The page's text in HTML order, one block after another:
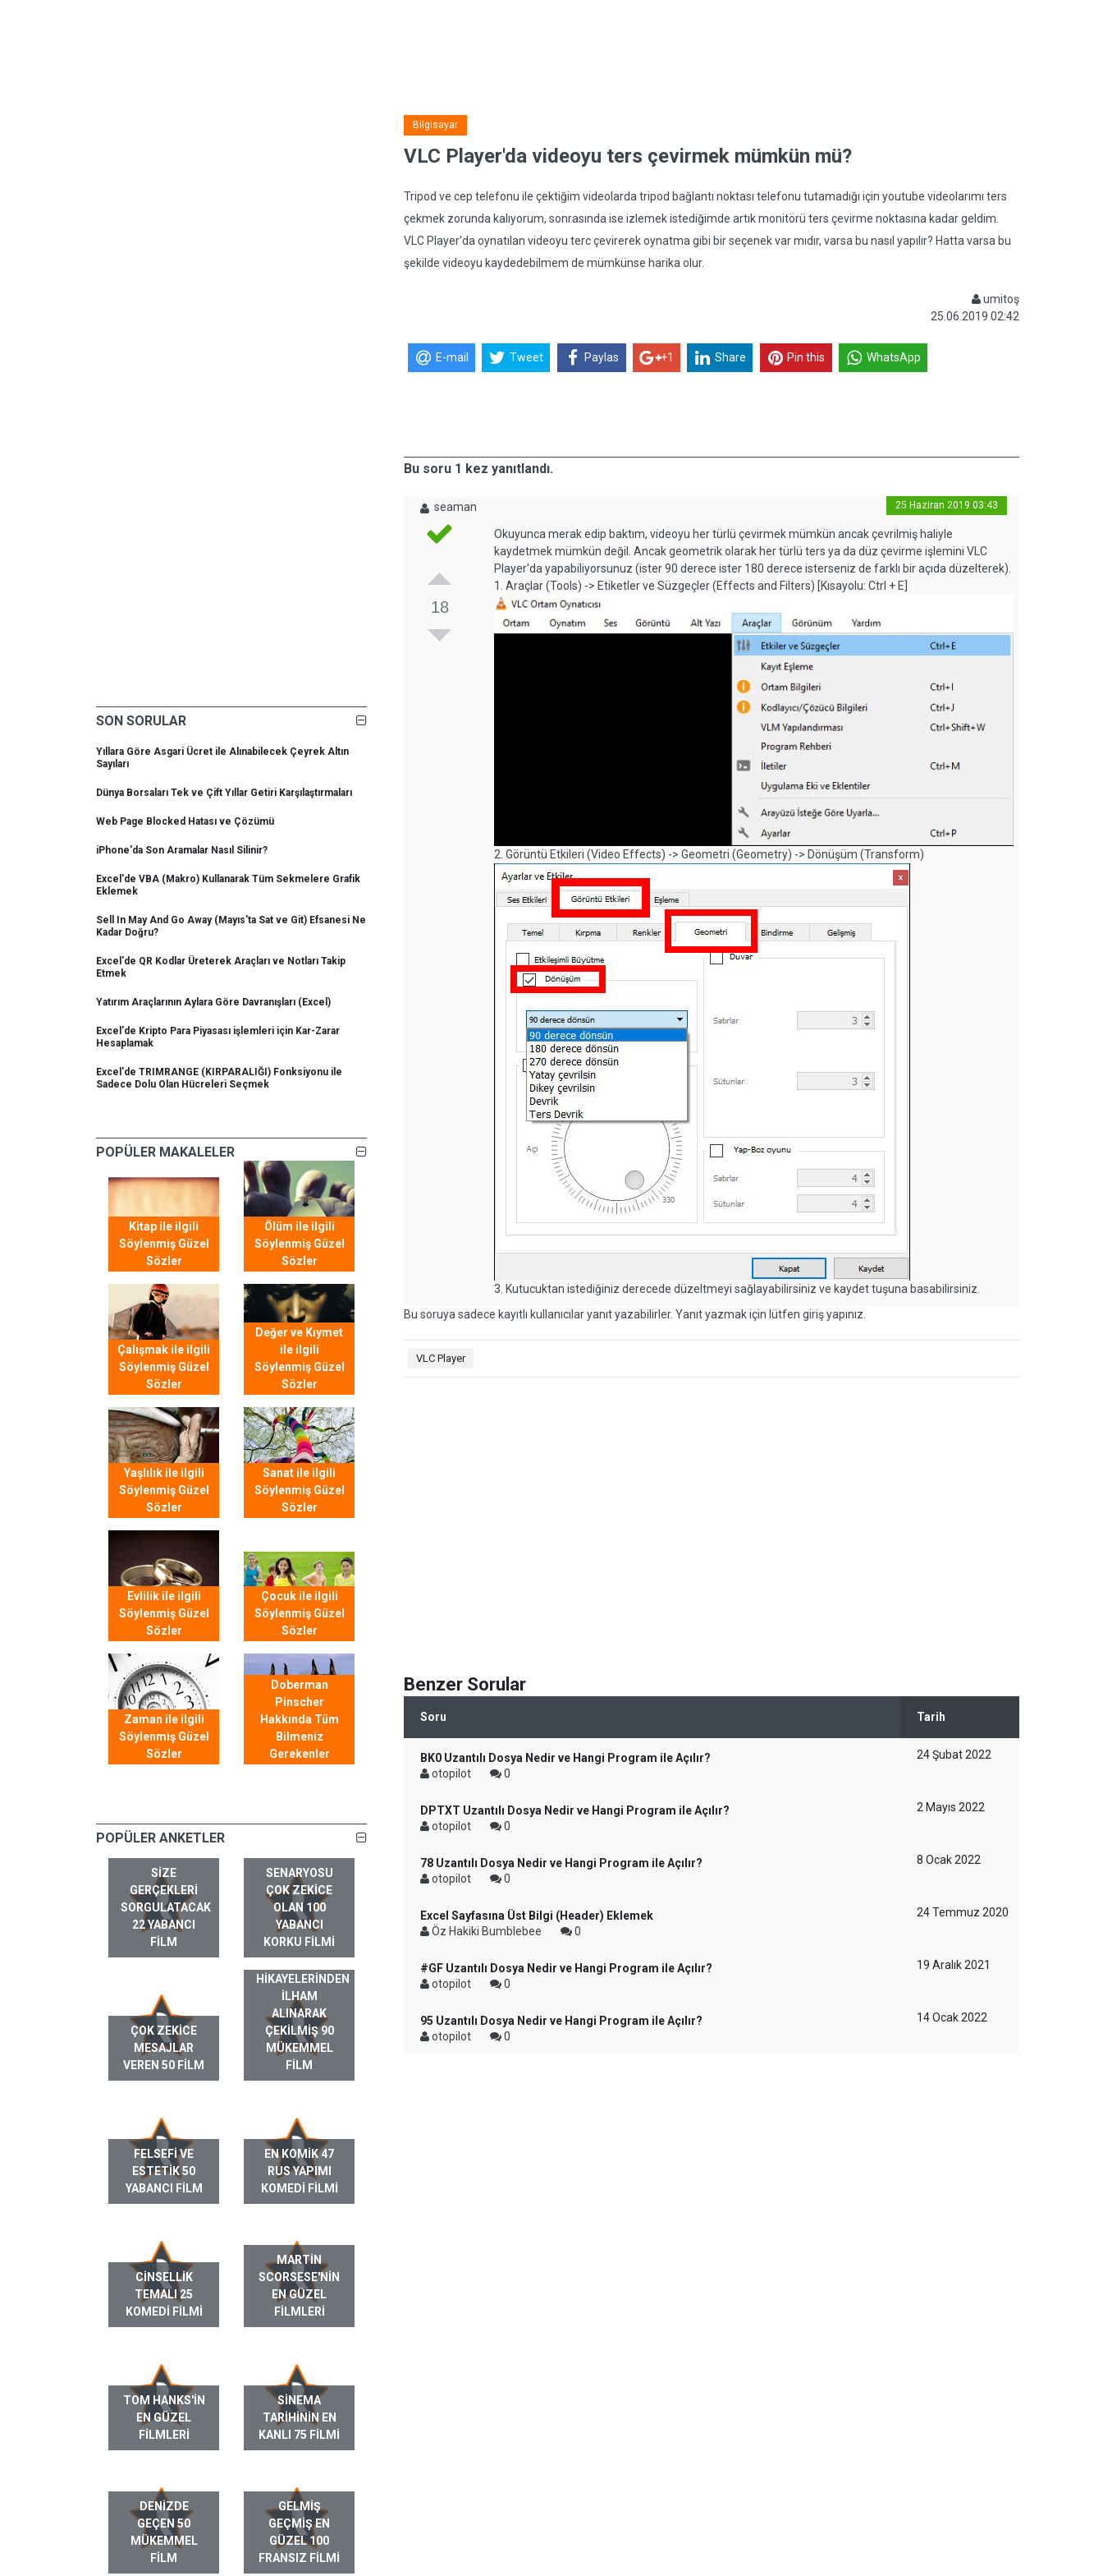
SON SORULAR
Yıllara Göre Asgari Ücret ile Alınabilecek Çeyrek Altın
Sayıları
Dünya Borsaları Tek ve Çift Yıllar Getiri Karşılaştırmaları
Web Page Blocked Hatası ve Çözümü
iPhone'da Son Aramalar Nasıl Silinir?
Excel'de VBA (Makro) Kullanarak Tüm Sekmelere Grafik
Eklemek
Sell In May And Go Away (Mayıs'ta Sat ve Git) Efsanesi Ne
Kadar Doğru?
Excel'de QR Kodlar Üreterek Araçları ve Notları Takip
Etmek
Yatırım Araçlarının Aylara Göre Davranışları (Excel)
Excel'de Kripto Para Piyasası işlemleri için Kar-Zarar
Hesaplamak
Excel'de TRIMRANGE (KIRPARALIĞI) Fonksiyonu ile
Sadece Dolu Olan Hücreleri Seçmek
POPÜLER MAKALELER
Kitap ile ilgili
Söylenmiş Güzel
Sözler
Ölüm ile ilgili
Söylenmiş Güzel
Sözler
Çalışmak ile ilgili
Söylenmiş Güzel
Sözler
Değer ve Kıymet
ile ilgili
Söylenmiş Güzel
Sözler
Yaşlılık ile ilgili
Söylenmiş Güzel
Sözler
Sanat ile ilgili
Söylenmiş Güzel
Sözler
Evlilik ile ilgili
Söylenmiş Güzel
Sözler
Çocuk ile ilgili
Söylenmiş Güzel
Sözler
Zaman ile ilgili
Söylenmiş Güzel
Sözler
Doberman
Pinscher
Hakkında Tüm
Bilmeniz
Gerekenler
POPÜLER ANKETLER
SIZE
GERÇEKLERI
SORGULATACAK
22 YABANCI
FILM
SENARYOSU
ÇOK ZEKICE
OLAN 100
YABANCI
KORKU FILMI
ÇOK ZEKICE
MESAJLAR
VEREN 50 FILM
GERÇEK HAYAT
HIKAYELERINDEN
ILHAM
ALINARAK
ÇEKILMIŞ 90
MÜKEMMEL
FILM
FELSEFI VE
ESTETIK 50
YABANCI FILM
EN KOMIK 47
RUS YAPIMI
KOMEDI FILMI
CINSELLIK
TEMALI 25
KOMEDI FILMI
MARTIN
SCORSESE'NIN
EN GÜZEL
FILMLERI
TOM HANKS'IN
EN GÜZEL
FILMLERI
SINEMA
TARIHININ EN
KANLI 75 FILMI
DENIZDE
GEÇEN 50
MÜKEMMEL
FILM
GELMIŞ
GEÇMIŞ EN
GÜZEL 100
FRANSIZ FILMI
Bilgisayar
VLC Player'da videoyu ters çevirmek mümkün mü?
Tripod ve cep telefonu ile çektiğim videolarda tripod bağlantı noktası telefonu tutamadığı için youtube videolarımı ters
çekmek zorunda kalıyorum, sonrasında ise izlemek istediğimde artık monitörü ters çevirme noktasına kadar geldim.
VLC Player'da oynatılan videoyu terc çevirerek oynatma gibi bir seçenek var mıdır, varsa bu nasıl yapılır? Hatta varsa bu
şekilde videoyu kaydedebilmem de mümkünse harika olur.
umitoş
25.06.2019 02:42
E-mail Tweet Paylas +1 Share Pin this WhatsApp
Bu soru 1 kez yanıtlandı.
seaman 25 Haziran 2019 03:43
18
Okuyunca merak edip baktım, videoyu her türlü çevirmek mümkün ancak çevrilmiş haliyle
kaydetmek mümkün değil. Ancak geometrik olarak her türlü ters ya da düz çevirme işlemini VLC
Player'da yapabiliyorsunuz (ister 90 derece ister 180 derece isterseniz de farklı bir açıda düzelterek).
1. Araçlar (Tools) -> Etiketler ve Süzgeçler (Effects and Filters) [Kısayolu: Ctrl + E]
2. Görüntü Etkileri (Video Effects) -> Geometri (Geometry) -> Dönüşüm (Transform)
3. Kutucuktan istediğiniz derecede düzeltmeyi sağlayabilirsiniz ve kaydet tuşuna basabilirsiniz.
Bu soruya sadece kayıtlı kullanıcılar yanıt yazabilirler. Yanıt yazmak için lütfen giriş yapınız.
VLC Player
Benzer Sorular
Soru Tarih
BK0 Uzantılı Dosya Nedir ve Hangi Program ile Açılır?
otopilot
0
24 Şubat 2022
DPTXT Uzantılı Dosya Nedir ve Hangi Program ile Açılır?
otopilot
0
2 Mayıs 2022
78 Uzantılı Dosya Nedir ve Hangi Program ile Açılır?
otopilot
0
8 Ocak 2022
Excel Sayfasına Üst Bilgi (Header) Eklemek
Öz Hakiki Bumblebee
0
24 Temmuz 2020
#GF Uzantılı Dosya Nedir ve Hangi Program ile Açılır?
otopilot
0
19 Aralık 2021
95 Uzantılı Dosya Nedir ve Hangi Program ile Açılır?
otopilot
0
14 Ocak 2022